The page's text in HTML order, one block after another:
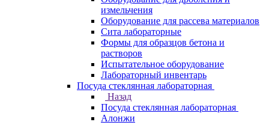
измельчения
Оборудование для рассева материалов
Сита лабораторные
Формы для образцов бетона и
растворов
Испытательное оборудование
Лабораторный инвентарь
Посуда стеклянная лабораторная
Назад
Посуда стеклянная лабораторная
Алонжи